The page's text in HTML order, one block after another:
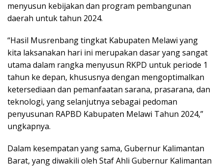
menyusun kebijakan dan program pembangunan
daerah untuk tahun 2024.
“Hasil Musrenbang tingkat Kabupaten Melawi yang
kita laksanakan hari ini merupakan dasar yang sangat
utama dalam rangka menyusun RKPD untuk periode 1
tahun ke depan, khususnya dengan mengoptimalkan
ketersediaan dan pemanfaatan sarana, prasarana, dan
teknologi, yang selanjutnya sebagai pedoman
penyusunan RAPBD Kabupaten Melawi Tahun 2024,”
ungkapnya.
Dalam kesempatan yang sama, Gubernur Kalimantan
Barat, yang diwakili oleh Staf Ahli Gubernur Kalimantan